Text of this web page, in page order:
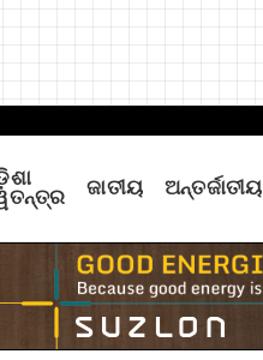
ଜାତୀୟ ଅନ୍ତର୍ଜାତୀୟ